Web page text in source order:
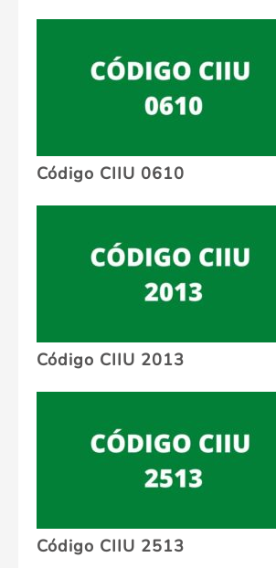
Código CIIU 0610
Código CIIU 2013
Código CIIU 2513